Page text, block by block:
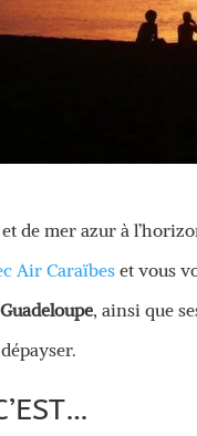
de mer azur à
Air Caraïbes et vous
, ainsi que